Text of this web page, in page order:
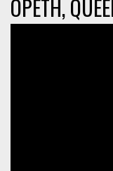
OPETH,